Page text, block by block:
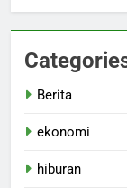
Berita
ekonomi
hiburan